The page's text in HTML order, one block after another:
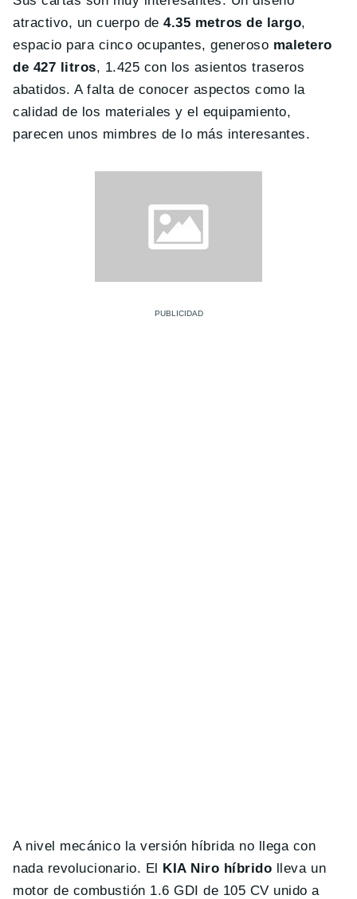
atractivo, un cuerpo de4.35 metros de largo,
espacio para cinco ocupantes, generoso maletero
de 427 litros, 1.425 con los asientos traseros
abatidos. A falta de conocer aspectos como la
calidad de los materiales y el equipamiento,
parecen unos mimbres de lo más interesantes.
A nivel mecánico la versión híbrida no llega con
nada revolucionario. El KIA Niro híbrido lleva un
motor de combustión 1.6 GDI de 105 CV unido a